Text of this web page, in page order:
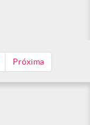
Próxima